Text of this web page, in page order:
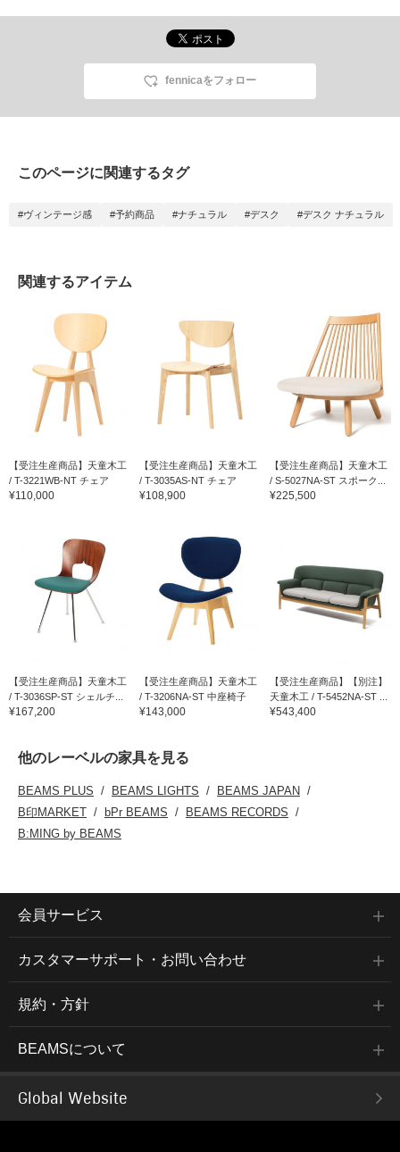
fennicaをフォロー
このページに関連するタグ
#ヴィンテージ感 #予約商品 #ナチュラル #デスク #デスク ナチュラル
関連するアイテム
【受注生産商品】天童木工
/ T-3221WB-NT チェア
¥110,000
【受注生産商品】天童木工
/ T-3035AS-NT チェア
¥108,900
【受注生産商品】天童木工
/ S-5027NA-ST スポーク...
¥225,500
【受注生産商品】天童木工
/ T-3036SP-ST シェルチ...
¥167,200
【受注生産商品】天童木工
/ T-3206NA-ST 中座椅子
¥143,000
【受注生産商品】【別注】
天童木工 / T-5452NA-ST ...
¥543,400
他のレーベルの家具を見る
BEAMS PLUS BEAMS LIGHTS
BEAMS JAPAN
B印MARKET
bPr BEAMS
BEAMS RECORDS
B:MING by BEAMS
会員サービス
カスタマーサポート・お問い合わせ
規約・方針
BEAMSについて
Global Website